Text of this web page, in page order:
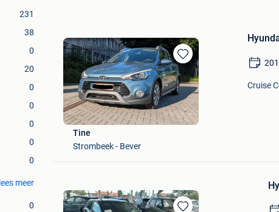
231
38
0
20
0
0
0
0
0
lees meer
0
Bewaren
in
Mijn
Favorieten
Cruise
Tine
Strombeek - Bever